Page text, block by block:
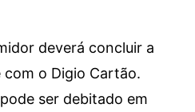
deverá concluir a
o Digio Cartão.
ser debitado em